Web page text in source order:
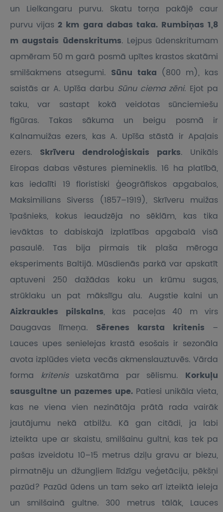
un Lielkangaru purvu. Skatu torņa pakājē caur
purvu vijas2 km gara dabas taka. Rumbiņas 1,8
m augstais ūdenskritums. Lejpus ūdenskritumam
apmēram 50 m garā posmā upītes krastos skatāmi
smilšakmens atsegumi. Sūnu taka (800 m), kas
saistās ar A. Upīša darbu Sūnu ciema zēni. Ejot pa
taku, var sastapt kokā veidotas sūnciemiešu
figūras. Takas sākuma un beigu posmā ir
Kalnamuižas ezers, kas A. Upīša stāstā ir Apaļais
ezers. Skrīveru dendroloģiskais parks. Unikāls
Eiropas dabas vēstures piemineklis. 16 ha platībā,
kas iedalīti 19 floristiski ģeogrāfiskos apgabalos,
Maksimilians Siverss (1857–1919), Skrīveru muižas
īpašnieks, kokus ieaudzēja no sēklām, kas tika
ievāktas to dabiskajā izplatības apgabalā visā
pasaulē. Tas bija pirmais tik plaša mēroga
eksperiments Baltijā. Mūsdienās parkā var apskatīt
aptuveni 250 dažādas koku un krūmu sugas,
strūklaku un pat mākslīgu alu. Augstie kalni un
Aizkraukles pilskalns, kas paceļas 40 m virs
Daugavas līmeņa. Sērenes karsta kritenis –
Lauces upes senielejas krastā esošais ir sezonāla
avota izplūdes vieta vecās akmenslauztuvēs. Vārda
forma kritenis uzskatāma par sēlismu. Korkuļu
sausgultne un pazemes upe. Patiesi unikāla vieta,
kas ne viena vien nezinātāja prātā rada vairāk
jautājumu nekā atbilžu. Kā gan citādi, ja labi
izteikta upe ar skaistu, smilšainu gultni, kas tek pa
pašas izveidotu 10–15 metrus dziļu gravu ar biezu,
pirmatnēju un džungļiem līdzīgu veģetāciju, pēkšņi
pazūd? Pazūd ūdens un tam seko arī izteiktā ieleja
un smilšainā gultne. 300 metrus tālāk, Lauces